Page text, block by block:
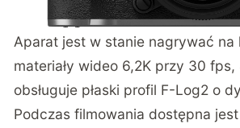
Aparat jest w stanie nagrywać na
materiały wideo 6,2K przy 30 fps,
obsługuje płaski profil F-Log2 o
Podczas filmowania dostępna